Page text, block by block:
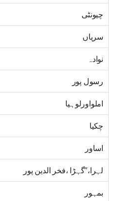
چیونٹی
سریاں
نوادہ
رسول پور
املواورلوہیا
چکیا
اساور
لہرا،’’گہڑا ،فخر الدین پور
بمہور